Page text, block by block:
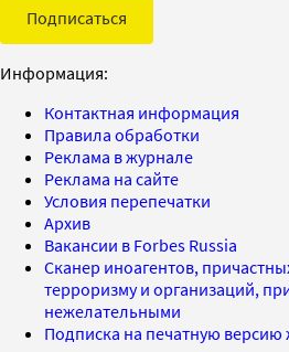
Подписаться
Информация:
Контактная информация
Правила обработки
Реклама в журнале
Реклама на сайте
Условия перепечатки
Архив
Вакансии в Forbes Russia
Сканер иноагентов,
терроризму и организаций,
нежелательными
Подписка на печатную версию